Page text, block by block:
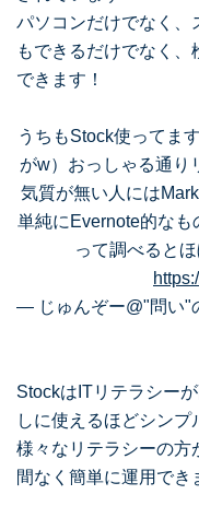
パソコンだけでなく、
もできるだけでなく
できます！
うちもStock使ってま
がw）おっしゃる通り
気質が無い人には
単純にEvernote的な
って調べると
— じゅんぞー@"問い"
StockはITリテラシー
しに使えるほどシンプ
様々なリテラシーの方
間なく簡単に運用でき